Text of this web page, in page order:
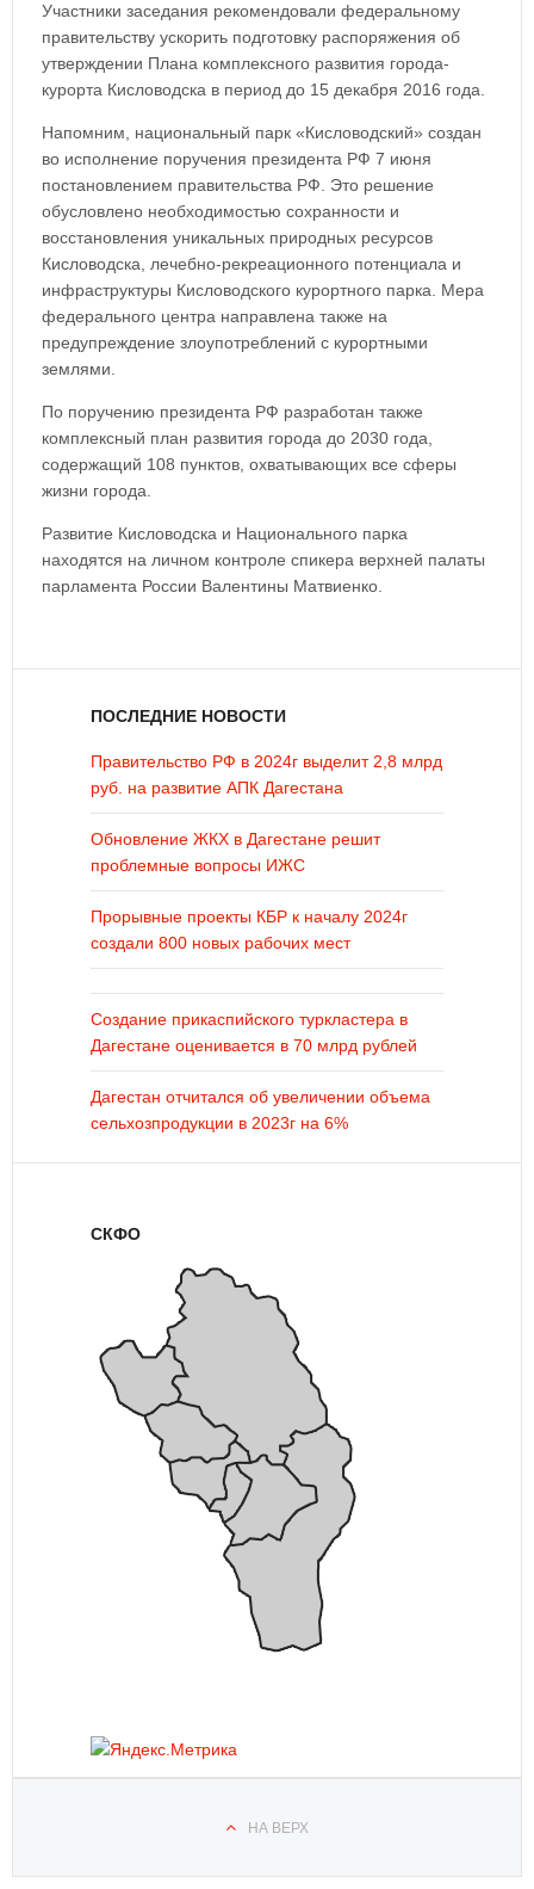
Участники заседания рекомендовали федеральному
правительству ускорить подготовку распоряжения об
утверждении Плана комплексного развития города-
курорта Кисловодска в период до 15 декабря 2016 года.
Напомним, национальный парк «Кисловодский» создан
во исполнение поручения президента РФ 7 июня
постановлением правительства РФ. Это решение
обусловлено необходимостью сохранности и
восстановления уникальных природных ресурсов
Кисловодска, лечебно-рекреационного потенциала и
инфраструктуры Кисловодского курортного парка. Мера
федерального центра направлена также на
предупреждение злоупотреблений с курортными
землями.
По поручению президента РФ разработан также
комплексный план развития города до 2030 года,
содержащий 108 пунктов, охватывающих все сферы
жизни города.
Развитие Кисловодска и Национального парка
находятся на личном контроле спикера верхней палаты
парламента России Валентины Матвиенко.
ПОСЛЕДНИЕ НОВОСТИ
Правительство РФ в 2024г выделит 2,8 млрд
руб. на развитие АПК Дагестана
Обновление ЖКХ в Дагестане решит
проблемные вопросы ИЖС
Прорывные проекты КБР к началу 2024г
создали 800 новых рабочих мест
Создание прикаспийского туркластера в
Дагестане оценивается в 70 млрд рублей
Дагестан отчитался об увеличении объема
сельхозпродукции в 2023г на 6%
СКФО
НА ВЕРХ